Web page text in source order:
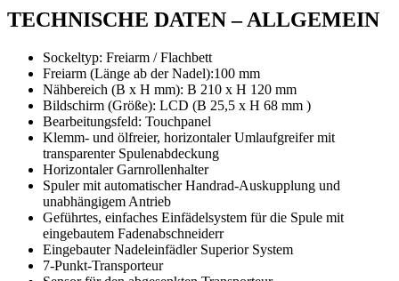
TECHNISCHE DATEN – ALLGEMEIN
Sockeltyp: Freiarm / Flachbett
Freiarm (Länge ab der Nadel):100 mm
Nähbereich (B x H mm): B 210 x H 120 mm
Bildschirm (Größe): LCD (B 25,5 x H 68 mm )
Bearbeitungsfeld: Touchpanel
Klemm- und ölfreier, horizontaler Umlaufgreifer mit
transparenter Spulenabdeckung
Horizontaler Garnrollenhalter
Spuler mit automatischer Handrad-Auskupplung und
unabhängigem Antrieb
Geführtes, einfaches Einfädelsystem für die Spule mit
eingebautem Fadenabschneiderr
Eingebauter Nadeleinfädler Superior System
7-Punkt-Transporteur